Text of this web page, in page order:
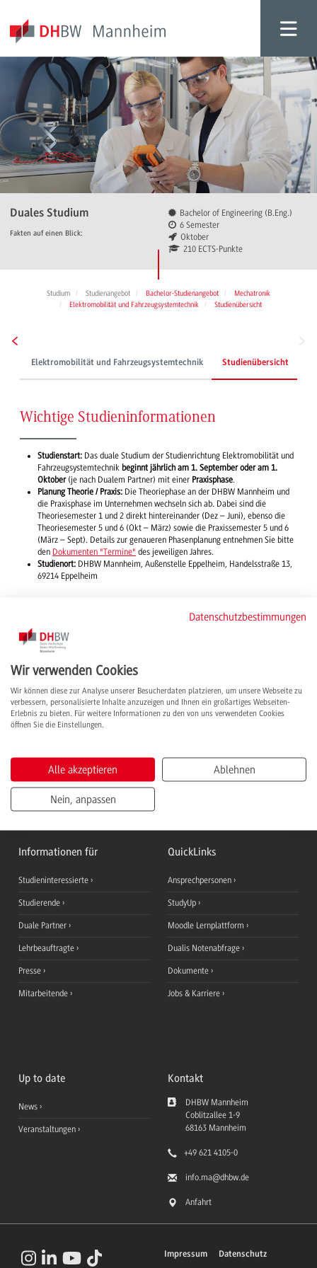
Duales Studium
Fakten auf einen Blick:
Bachelor of Engineering (B.Eng.)
6 Semester
Oktober
210 ECTS-Punkte
Studium Studienangebot Bachelor-Studienangebot
Mechatronik
Elektromobilität und Fahrzeugsystemtechnik
Studienübersicht
Elektromobilität und Fahrzeugsystemtechnik Studienübersicht
Wichtige Studieninformationen
Studienstart: Das duale Studium der Studienrichtung Elektromobilität und
Fahrzeugsystemtechnik beginnt jährlich am 1. September oder am 1.
Oktober (je nach Dualem Partner) mit einer Praxisphase.
Planung Theorie / Praxis: Die Theoriephase an der DHBW Mannheim und
die Praxisphase im Unternehmen wechseln sich ab. Dabei sind die
Theoriesemester 1 und 2 direkt hintereinander (Dez – Juni), ebenso die
Theoriesemester 5 und 6 (Okt – März) sowie die Praxissemester 5 und 6
(März – Sept). Details zur genaueren Phasenplanung entnehmen Sie bitte
den Dokumenten "Termine" des jeweiligen Jahres.
Studienort: DHBW Mannheim, Außenstelle Eppelheim, Handelsstraße 13,
69214 Eppelheim
inhaltlichen Ausrichtung sowie anschließenden Karriereperspektiven erhalten
Sie im Folgenden:
Anforderungsprofil
Studieninhalte
Inhalte Praxisphasen
Abschluss & Karriere
Informationen für
Studieninteressierte
Studierende
Duale Partner
Lehrbeauftragte
Presse
Mitarbeitende
QuickLinks
Ansprechpersonen
StudyUp
Moodle Lernplattform
Dualis Notenabfrage
Dokumente
Jobs & Karriere
Up to date
News
Veranstaltungen
Kontakt
DHBW Mannheim
Coblitzallee 1-9
68163 Mannheim
+49 621 4105-0
info.ma@dhbw.de
Anfahrt
Impressum Datenschutz
Datenschutzbestimmungen
Wir verwenden Cookies
Wir können diese zur Analyse unserer Besucherdaten platzieren, um unsere Webseite zu
verbessern, personalisierte Inhalte anzuzeigen und Ihnen ein großartiges Webseiten-
Erlebnis zu bieten. Für weitere Informationen zu den von uns verwendeten Cookies
öffnen Sie die Einstellungen.
Alle akzeptieren Ablehnen
Nein, anpassen